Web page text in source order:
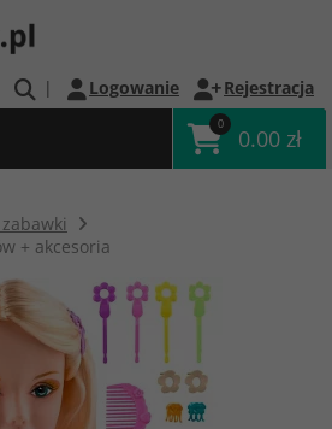
| Logowanie Rejestracja
0
0.00 zł
+ akcesoria